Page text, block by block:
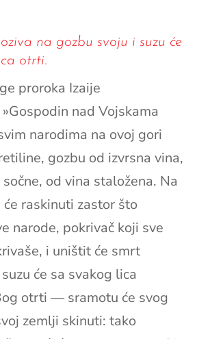
na gozbu svoju i suzu će
otrti.
proroka Izaije
nad Vojskama
narodima na ovoj gori
gozbu od izvrsna vina,
od vina staložena. Na
raskinuti zastor što
narode, pokrivač koji sve
i uništit će smrt
će sa svakog lica
otrti — sramotu će svog
zemlji skinuti: tako